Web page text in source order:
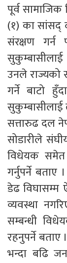
पूर्व सामाजिक
(१) का सांसद्
संरक्षण गर्न
उनले राज्यको
गर्ने बाटो
सुकुम्बासीलाई
सत्तारुढ दल
सोडारीले
विधेयक समेत
गर्नुपर्ने
डेढ विघासम्म
व्यवस्था
सम्बन्धी
रहनुपर्ने
भन्दा बढि